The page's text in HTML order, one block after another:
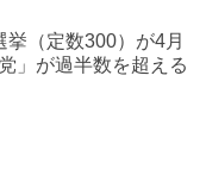
（定数300）が4月
」が過半数を超える